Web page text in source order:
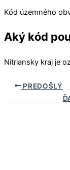
Kód územného
Aký kód
Nitriansky kraj je
PREDOŠLÝ